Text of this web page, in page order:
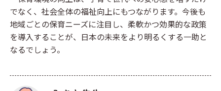
でなく、社会全体の福祉向上にもつながります。今後も
地域ごとの保育ニーズに注目し、柔軟かつ効果的な政策
を導入することが、日本の未来をより明るくする一助と
なるでしょう。